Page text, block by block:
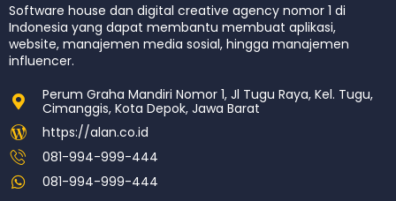
Software house dan digital creative agency nomor 1 di
Indonesia yang dapat membantu membuat aplikasi,
website, manajemen media sosial, hingga manajemen
influencer.
Perum Graha Mandiri Nomor 1, Jl Tugu Raya, Kel. Tugu,
Cimanggis, Kota Depok, Jawa Barat
https://alan.co.id
081-994-999-444
081-994-999-444